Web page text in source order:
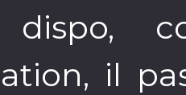
il